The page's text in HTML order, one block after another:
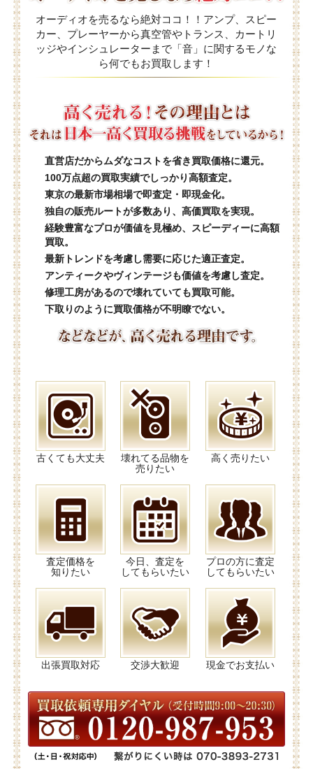
オーディオを売るなら絶対ココ！！アンプ、スピー
カー、プレーヤーから真空管やトランス、カートリ
ッジやインシュレーターまで「音」に関するモノな
ら何でもお買取します！
直営店だからムダなコストを省き買取価格に還元。
100万点超の買取実績でしっかり高額査定。
東京の最新市場相場で即査定・即現金化。
独自の販売ルートが多数あり、高価買取を実現。
経験豊富なプロが価値を見極め、スピーディーに高額
買取。
最新トレンドを考慮し需要に応じた適正査定。
アンティークやヴィンテージも価値を考慮し査定。
修理工房があるので壊れていても買取可能。
下取りのように買取価格が不明瞭でない。
古くても大丈夫
壊れてる品物を
売りたい
高く売りたい
査定価格を
知りたい
今日、査定を
してもらいたい
プロの方に査定
してもらいたい
出張買取対応 交渉大歓迎 現金でお支払い